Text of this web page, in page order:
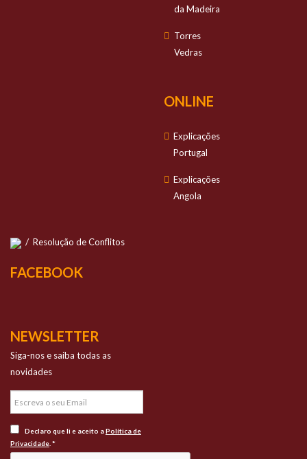
da Madeira
Torres
Vedras
ONLINE
Explicações
Portugal
Explicações
Angola
/ Resolução de Conflitos
FACEBOOK
NEWSLETTER
Siga-nos e saiba todas as
novidades
Declaro que li e aceito aPolítica de
Privacidade . *